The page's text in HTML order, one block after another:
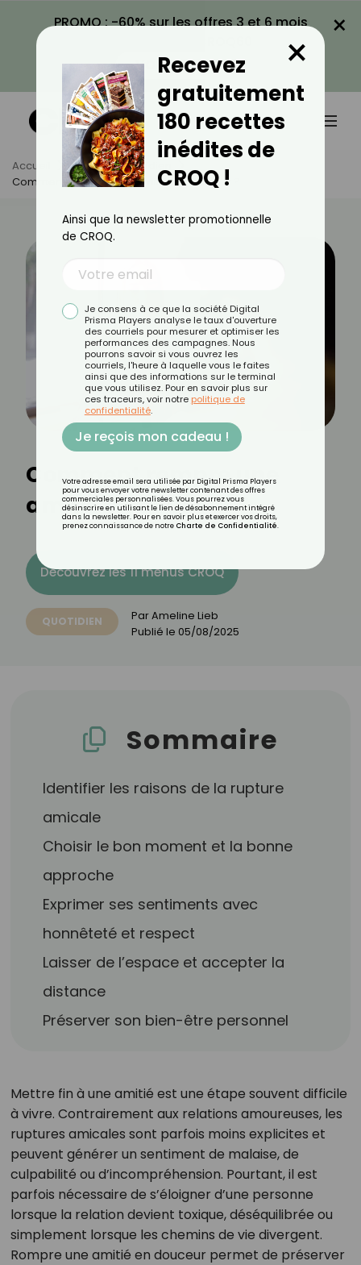
PROMO : -60% sur les offres 3 et 6 mois
VOIR LA PROMO
×
Accueil Actus
Quotidien
Comment Rompre Une Amitié En Douceur ?
Comment rompre une
amitié en douceur ?
Découvrez les 11 menus CROQ
QUOTIDIEN ParAmeline Lieb
Publié le 05/08/2025
Sommaire
Identifier les raisons de la rupture
amicale
Choisir le bon moment et la bonne
approche
Exprimer ses sentiments avec
honnêteté et respect
Laisser de l’espace et accepter la
distance
Préserver son bien-être personnel
Mettre fin à une amitié est une étape souvent difficile
à vivre. Contrairement aux relations amoureuses, les
ruptures amicales sont parfois moins explicites et
peuvent générer un sentiment de malaise, de
culpabilité ou d’incompréhension. Pourtant, il est
parfois nécessaire de s’éloigner d’une personne
lorsque la relation devient toxique, déséquilibrée ou
simplement lorsque les chemins de vie divergent.
Rompre une amitié en douceur permet de préserver
Recevez
gratuitement
180 recettes
inédites de
CROQ !
×
Ainsi que la newsletter promotionnelle
de CROQ.
Je consens à ce que la société Digital
Prisma Players analyse le taux d'ouverture
des courriels pour mesurer et optimiser les
performances des campagnes. Nous
pourrons savoir si vous ouvrez les
courriels, l'heure à laquelle vous le faites
ainsi que des informations sur le terminal
que vous utilisez. Pour en savoir plus sur
ces traceurs, voir notre politique de
confidentialité.
Je reçois mon cadeau !
Votre adresse email sera utilisée par Digital Prisma Players
pour vous envoyer votre newsletter contenant des offres
commerciales personnalisées. Vous pourrez vous
désinscrire en utilisant le lien de désabonnement intégré
dans la newsletter. Pour en savoir plus et exercer vos droits,
prenez connaissance de notre Charte de Confidentialité.